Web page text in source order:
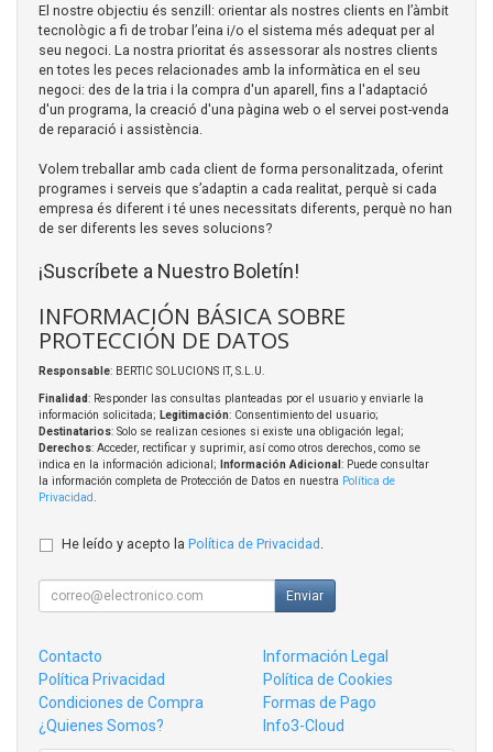
El nostre objectiu és senzill: orientar als nostres clients en l’àmbit
tecnològic a fi de trobar l’eina i/o el sistema més adequat per al
seu negoci. La nostra prioritat és assessorar als nostres clients
en totes les peces relacionades amb la informàtica en el seu
negoci: des de la tria i la compra d'un aparell, fins a l'adaptació
d'un programa, la creació d'una pàgina web o el servei post-venda
de reparació i assistència.
Volem treballar amb cada client de forma personalitzada, oferint
programes i serveis que s’adaptin a cada realitat, perquè si cada
empresa és diferent i té unes necessitats diferents, perquè no han
de ser diferents les seves solucions?
¡Suscríbete a Nuestro Boletín!
INFORMACIÓN BÁSICA SOBRE
PROTECCIÓN DE DATOS
Responsable: BERTIC SOLUCIONS IT, S.L.U.
Finalidad: Responder las consultas planteadas por el usuario y enviarle la
información solicitada; Legitimación: Consentimiento del usuario;
Destinatarios: Solo se realizan cesiones si existe una obligación legal;
Derechos: Acceder, rectificar y suprimir, así como otros derechos, como se
indica en la información adicional;
Información Adicional : Puede consultar
la información completa de Protección de Datos en nuestra Política de
Privacidad
He leído y acepto la Política de Privacidad
Enviar
Contacto
Información Legal
Política Privacidad
Política de Cookies
Condiciones de Compra
Formas de Pago
¿Quienes Somos?
Info3-Cloud